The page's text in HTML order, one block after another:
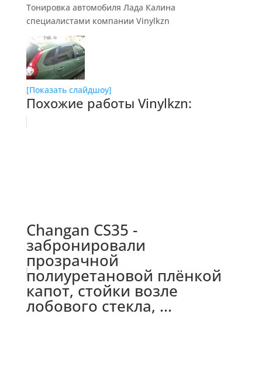
Тонировка автомобиля Лада Калина
специалистами компании Vinylkzn
[Показать слайдшоу]
Похожие работы Vinylkzn:
Changan CS35 -
забронировали
прозрачной
полиуретановой плёнкой
капот, стойки возле
лобового стекла, ...